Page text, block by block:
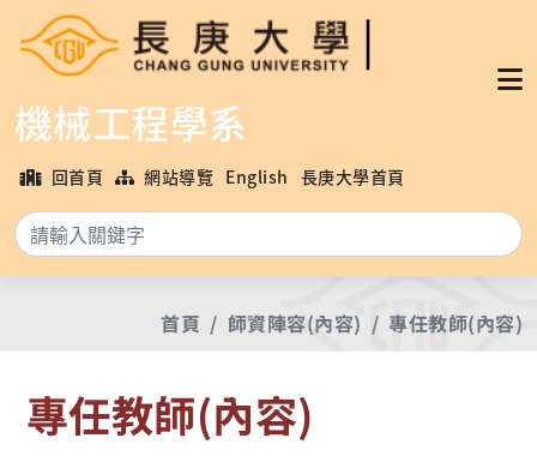
機械工程學系
回首頁 網站導覽 English 長庚大學首頁
搜尋
首頁 師資陣容(內容) 專任教師(內容)
專任教師(內容)